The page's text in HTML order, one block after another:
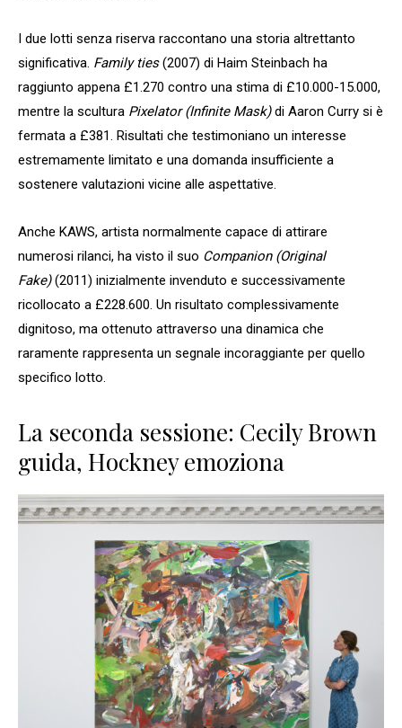
I due lotti senza riserva raccontano una storia altrettanto
significativa. Family ties(2007) di Haim Steinbach ha
raggiunto appena £1.270 contro una stima di £10.000-15.000,
mentre la scultura Pixelator (Infinite Mask)di Aaron Curry si è
fermata a £381. Risultati che testimoniano un interesse
estremamente limitato e una domanda insufficiente a
sostenere valutazioni vicine alle aspettative.
Anche KAWS, artista normalmente capace di attirare
numerosi rilanci, ha visto il suo Companion (Original
Fake)(2011) inizialmente invenduto e successivamente
ricollocato a £228.600. Un risultato complessivamente
dignitoso, ma ottenuto attraverso una dinamica che
raramente rappresenta un segnale incoraggiante per quello
specifico lotto.
La seconda sessione: Cecily Brown
guida, Hockney emoziona